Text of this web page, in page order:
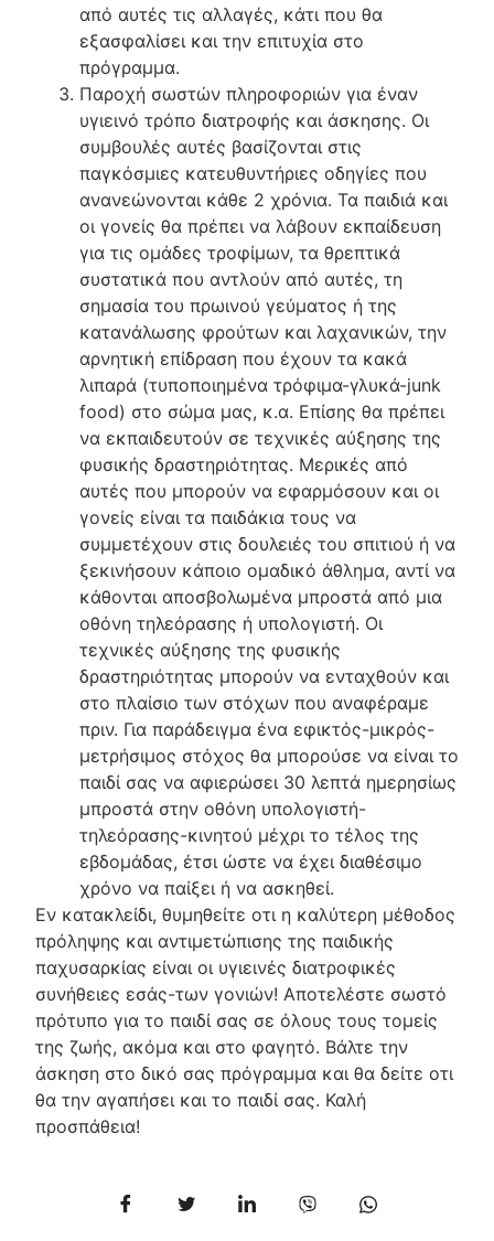
από αυτές τις αλλαγές, κάτι που θα
εξασφαλίσει και την επιτυχία στο
πρόγραμμα.
Παροχή σωστών πληροφοριών για έναν
υγιεινό τρόπο διατροφής και άσκησης. Οι
συμβουλές αυτές βασίζονται στις
παγκόσμιες κατευθυντήριες οδηγίες που
ανανεώνονται κάθε 2 χρόνια. Τα παιδιά και
οι γονείς θα πρέπει να λάβουν εκπαίδευση
για τις ομάδες τροφίμων, τα θρεπτικά
συστατικά που αντλούν από αυτές, τη
σημασία του πρωινού γεύματος ή της
κατανάλωσης φρούτων και λαχανικών, την
αρνητική επίδραση που έχουν τα κακά
λιπαρά (τυποποιημένα τρόφιμα-γλυκά-junk
food) στο σώμα μας, κ.α. Επίσης θα πρέπει
να εκπαιδευτούν σε τεχνικές αύξησης της
φυσικής δραστηριότητας. Μερικές από
αυτές που μπορούν να εφαρμόσουν και οι
γονείς είναι τα παιδάκια τους να
συμμετέχουν στις δουλειές του σπιτιού ή να
ξεκινήσουν κάποιο ομαδικό άθλημα, αντί να
κάθονται αποσβολωμένα μπροστά από μια
οθόνη τηλεόρασης ή υπολογιστή. Οι
τεχνικές αύξησης της φυσικής
δραστηριότητας μπορούν να ενταχθούν και
στο πλαίσιο των στόχων που αναφέραμε
πριν. Για παράδειγμα ένα εφικτός-μικρός-
μετρήσιμος στόχος θα μπορούσε να είναι το
παιδί σας να αφιερώσει 30 λεπτά ημερησίως
μπροστά στην οθόνη υπολογιστή-
τηλεόρασης-κινητού μέχρι το τέλος της
εβδομάδας, έτσι ώστε να έχει διαθέσιμο
χρόνο να παίξει ή να ασκηθεί.
Εν κατακλείδι, θυμηθείτε οτι η καλύτερη μέθοδος
πρόληψης και αντιμετώπισης της παιδικής
παχυσαρκίας είναι οι υγιεινές διατροφικές
συνήθειες εσάς-των γονιών! Αποτελέστε σωστό
πρότυπο για το παιδί σας σε όλους τους τομείς
της ζωής, ακόμα και στο φαγητό. Βάλτε την
άσκηση στο δικό σας πρόγραμμα και θα δείτε οτι
θα την αγαπήσει και το παιδί σας. Καλή
προσπάθεια!